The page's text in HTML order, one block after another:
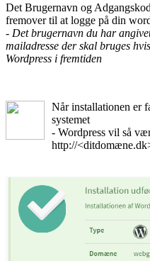
Det Brugernavn og
fremover til at logge på din
- Det brugernavn du har
mailadresse der skal bruges
Wordpress i fremtiden
Når installationen er
systemet
- Wordpress vil så
http://